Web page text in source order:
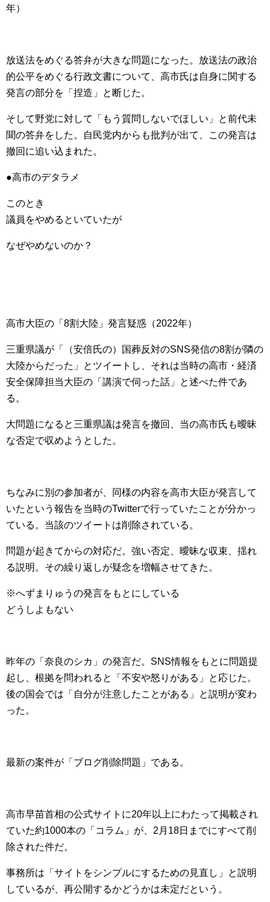
年）
放送法をめぐる答弁が大きな問題になった。放送法の政治
的公平をめぐる行政文書について、高市氏は自身に関する
発言の部分を「捏造」と断じた。
そして野党に対して「もう質問しないでほしい」と前代未
聞の答弁をした。自民党内からも批判が出て、この発言は
撤回に追い込まれた。
●高市のデタラメ
このとき
議員をやめるといていたが
なぜやめないのか？
高市大臣の「8割大陸」発言疑惑（2022年）
三重県議が「（安倍氏の）国葬反対のSNS発信の8割が隣の
大陸からだった」とツイートし、それは当時の高市・経済
安全保障担当大臣の「講演で伺った話」と述べた件であ
る。
大問題になると三重県議は発言を撤回、当の高市氏も曖昧
な否定で収めようとした。
ちなみに別の参加者が、同様の内容を高市大臣が発言して
いたという報告を当時のTwitterで行っていたことが分かっ
ている。当該のツイートは削除されている。
問題が起きてからの対応だ。強い否定、曖昧な収束、揺れ
る説明。その繰り返しが疑念を増幅させてきた。
※へずまりゅうの発言をもとにしている
どうしよもない
昨年の「奈良のシカ」の発言だ。SNS情報をもとに問題提
起し、根拠を問われると「不安や怒りがある」と応じた。
後の国会では「自分が注意したことがある」と説明が変わ
った。
最新の案件が「ブログ削除問題」である。
高市早苗首相の公式サイトに20年以上にわたって掲載され
ていた約1000本の「コラム」が、2月18日までにすべて削
除された件だ。
事務所は「サイトをシンプルにするための見直し」と説明
しているが、再公開するかどうかは未定だという。